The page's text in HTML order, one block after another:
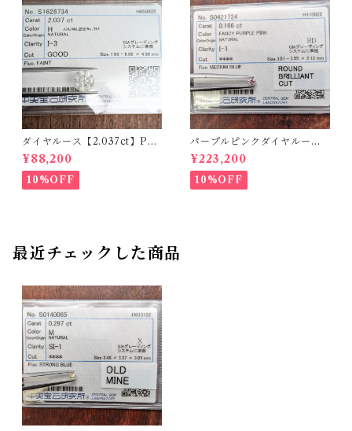
ダイヤルース【2.037ct】PR
O208851
¥88,200
10%OFF
パープルピンクダイヤルース
【0.166ct】PRO204575
¥223,200
10%OFF
最近チェックした商品